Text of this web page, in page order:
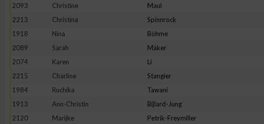
2093
Christine Maul
2213
Christina Spinnrock
1918
Nina Böhme
2089
Sarah Mäker
2074
Karen Li
2215
Charline Stangier
1984
Ruchika Tawani
1913
Ann-Christin Bijlard-Jung
2120
Marijke Petrik-Freymiller
Erstellung von Profilen zur Personalisierung von Inhalten
Verwendung von Profilen zur Auswahl personalisierter Inhalte